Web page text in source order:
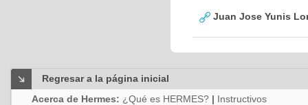
Juan Jose Yunis
Regresar a la página inicial
Acerca de Hermes: ¿Qué es HERMES? | Instructivos